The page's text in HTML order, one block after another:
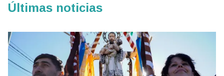
Últimas noticias